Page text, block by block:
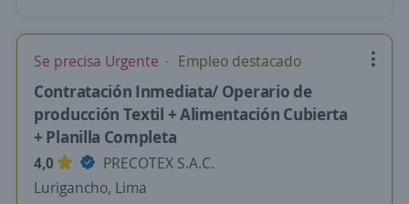
Se precisa Urgente Empleo destacado
Contratación Inmediata/ Operario de
producción Textil + Alimentación Cubierta
+ Planilla Completa
4,0
PRECOTEX S.A.C.
Lurigancho, Lima